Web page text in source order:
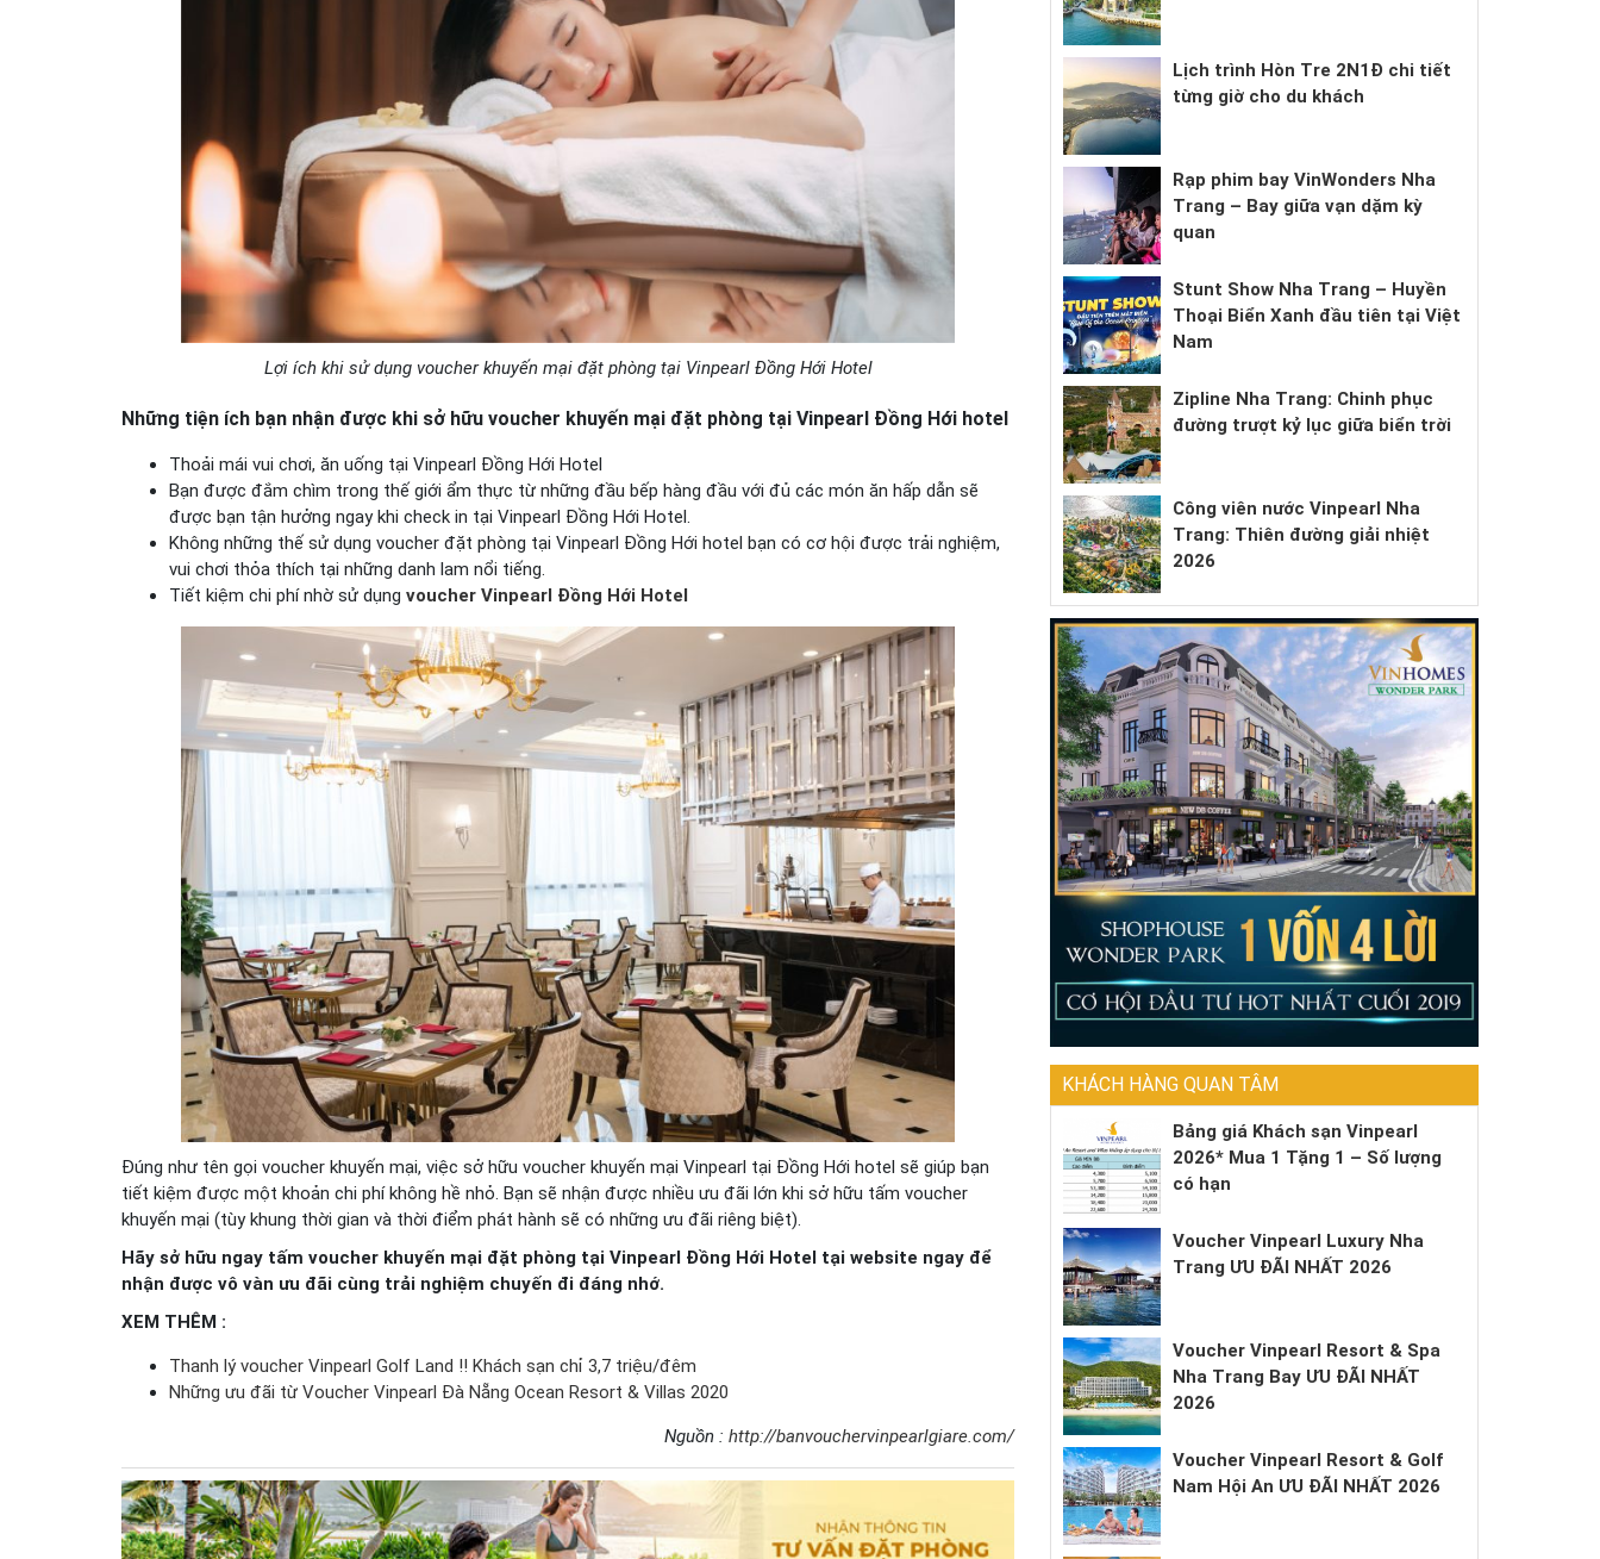
Lợi ích khi sử dụng voucher khuyến mại đặt phòng tại Vinpearl Đồng Hới Hotel
Những tiện ích bạn nhận được khi sở hữu voucher khuyến mại đặt phòng tại Vinpearl Đồng Hới hotel
Thoải mái vui chơi, ăn uống tại Vinpearl Đồng Hới Hotel
Bạn được đắm chìm trong thế giới ẩm thực từ những đầu bếp hàng đầu với đủ các món ăn hấp dẫn sẽ
được bạn tận hưởng ngay khi check in tại Vinpearl Đồng Hới Hotel.
Không những thế sử dụng voucher đặt phòng tại Vinpearl Đồng Hới hotel bạn có cơ hội được trải nghiệm,
vui chơi thỏa thích tại những danh lam nổi tiếng.
Tiết kiệm chi phí nhờ sử dụng voucher Vinpearl Đồng Hới Hotel
Đúng như tên gọi voucher khuyến mại, việc sở hữu voucher khuyến mại Vinpearl tại Đồng Hới hotel sẽ giúp bạn
tiết kiệm được một khoản chi phí không hề nhỏ. Bạn sẽ nhận được nhiều ưu đãi lớn khi sở hữu tấm voucher
khuyến mại (tùy khung thời gian và thời điểm phát hành sẽ có những ưu đãi riêng biệt).
Hãy sở hữu ngay tấm voucher khuyến mại đặt phòng tại Vinpearl Đồng Hới Hotel tại website ngay để
nhận được vô vàn ưu đãi cùng trải nghiệm chuyến đi đáng nhớ.
XEM THÊM :
Thanh lý voucher Vinpearl Golf Land !! Khách sạn chỉ 3,7 triệu/đêm
Những ưu đãi từ Voucher Vinpearl Đà Nẵng Ocean Resort & Villas 2020
Nguồn : http://banvouchervinpearlgiare.com/
Lịch trình Hòn Tre 2N1Đ chi tiết
từng giờ cho du khách
Rạp phim bay VinWonders Nha
Trang – Bay giữa vạn dặm kỳ
quan
Stunt Show Nha Trang – Huyền
Thoại Biển Xanh đầu tiên tại Việt
Nam
Zipline Nha Trang: Chinh phục
đường trượt kỷ lục giữa biển trời
Công viên nước Vinpearl Nha
Trang: Thiên đường giải nhiệt
2026
KHÁCH HÀNG QUAN TÂM
Bảng giá Khách sạn Vinpearl
2026* Mua 1 Tặng 1 – Số lượng
có hạn
Voucher Vinpearl Luxury Nha
Trang ƯU ĐÃI NHẤT 2026
Voucher Vinpearl Resort & Spa
Nha Trang Bay ƯU ĐÃI NHẤT
2026
Voucher Vinpearl Resort & Golf
Nam Hội An ƯU ĐÃI NHẤT 2026